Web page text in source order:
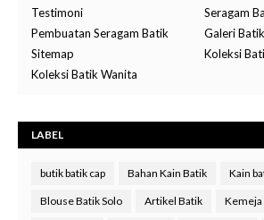
Testimoni
Seragam
Pembuatan Seragam Batik
Galeri
Sitemap
Koleksi
Koleksi Batik Wanita
LABEL
butik batik cap Bahan Kain Batik Kain
Blouse Batik Solo Artikel Batik Kemeja